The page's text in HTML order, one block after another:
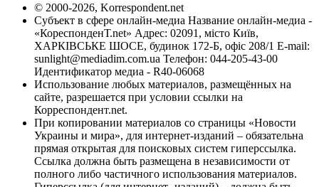
© 2000-2026, Korrespondent.net
Субъект в сфере онлайн-медиа Название онлайн-медиа -
«КореспонденТ.net» Адрес: 02091, місто Київ,
ХАРКІВСЬКЕ ШОСЕ, будинок 172-Б, офіс 208/1 E-mail:
sunlight@mediadim.com.ua Телефон: 044-205-43-00
Идентификатор медиа - R40-06068
Использование любых материалов, размещённых на
сайте, разрешается при условии ссылки на
Корреспондент.net.
При копировании материалов со страницы «Новости
Украины и мира», для интернет-изданий – обязательна
прямая открытая для поисковых систем гиперссылка.
Ссылка должна быть размещена в независимости от
полного либо частичного использования материалов.